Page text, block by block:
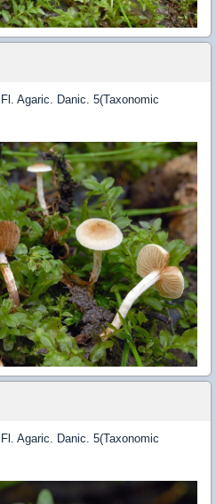
Agaric. Danic. 5(Taxonomic
Agaric. Danic. 5(Taxonomic